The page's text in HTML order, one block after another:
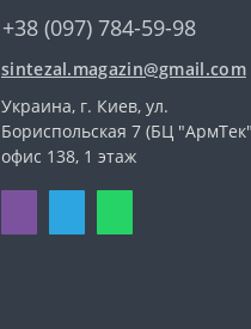
+38 (097) 784-59-98
sintezal.magazin@gmail.com
Украина, г. Киев, ул.
Бориспольская 7 (БЦ
офис 138, 1 этаж